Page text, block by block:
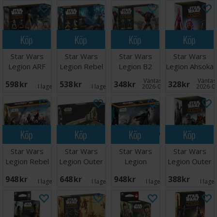
Köp
Star Wars
Legion ARF
598 SEK I lager: 5
Köp
Star Wars
Legion Rebel
538 SEK I lager: 1
Köp
Star Wars
Legion B2
Super Battle
Droids
348 SEK Väntas in:
2026-09-30
Köp
Star Wars
Legion Ahsoka
Tano Exp
328 SEK 2026-
Köp
Star Wars
Legion Rebel
Starter
948 SEK I lager: 1
Köp
Star Wars
Legion Outer
648 SEK I lager: 2
Köp
Star Wars
Legion
Empire
Starter
948 SEK I lager: 2
Köp
Star Wars
Legion Outer
388 SEK I